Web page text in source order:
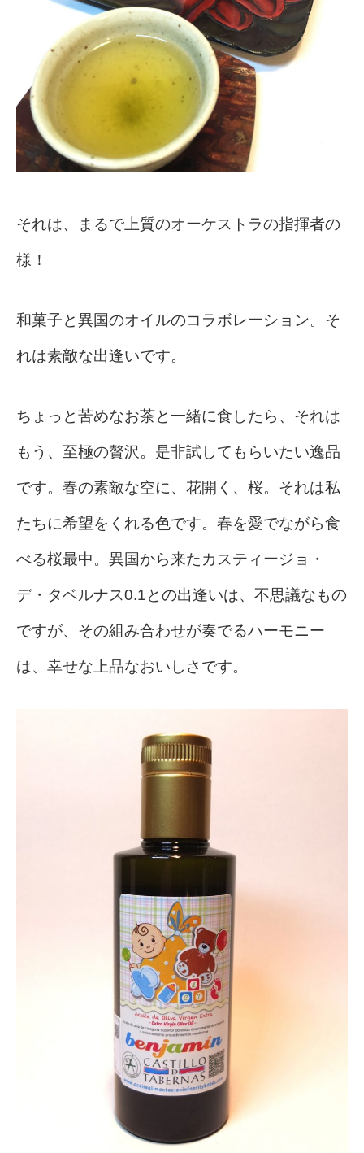
それは、まるで上質のオーケストラの指揮者の
様！
和菓子と異国のオイルのコラボレーション。そ
れは素敵な出逢いです。
ちょっと苦めなお茶と一緒に食したら、それは
もう、至極の贅沢。 是非試してもらいたい逸品
です。 春の素敵な空に、花開く、桜。 それは私
たちに希望をくれる色です。春を愛でながら食
べる桜最中。異国から来たカスティージョ・
デ・タベルナス0.1との出逢いは、不思議なもの
ですが、その組み合わせが奏でるハーモニー
は、幸せな上品なおいしさです。